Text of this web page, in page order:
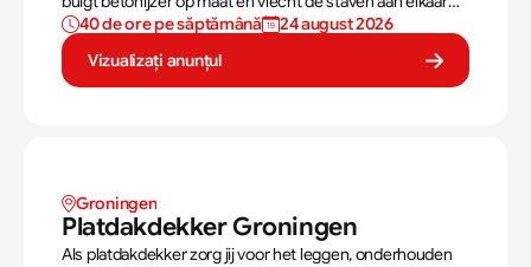
met binddraad in de bekisting, wat cruciaal is voor de
stabiliteit van een gebouw.
40 de ore pe săptămână
24 august 2026
Vizualizați anunțul
Groningen
Platdakdekker Groningen
Als platdakdekker zorg jij voor het leggen, onderhouden